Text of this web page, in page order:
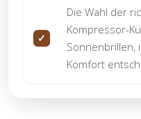
Die Wahl der
Kompressor-
Sonnenbrillen,
Komfort